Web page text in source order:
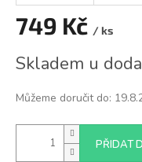
749 Kč / ks
cena:
Skladem u
Můžeme doručit do:
PŘIDAT